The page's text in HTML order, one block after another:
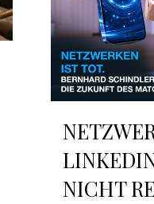
NICHT